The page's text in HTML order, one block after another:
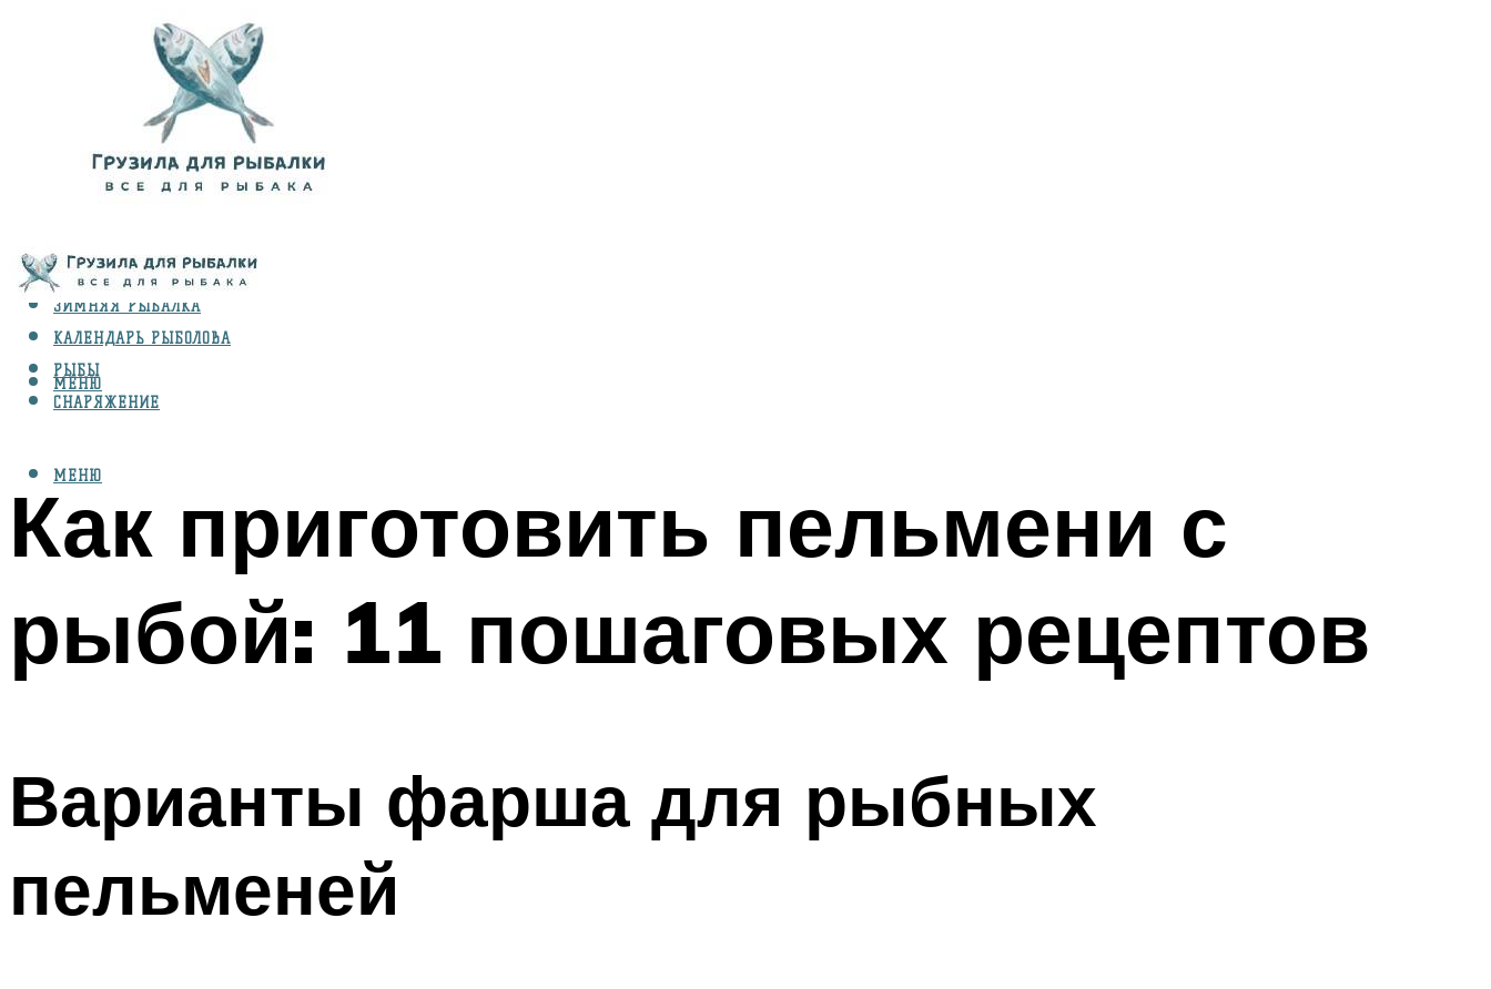
ВИДЫ ЛОВЛИ
ЗИМНЯЯ РЫБАЛКА
КАЛЕНДАРЬ РЫБОЛОВА
РЫБЫ
СНАРЯЖЕНИЕ
МЕНЮ
МЕНЮ
Как приготовить пельмени с
рыбой: 11 пошаговых рецептов
Варианты фарша для рыбных
пельменей